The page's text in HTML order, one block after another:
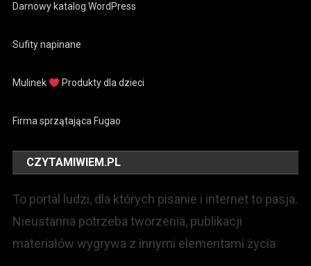
Darnowy katalog WordPress
Sufity napinane
Mulinek Produkty dla dzieci
Firma sprzątająca Fugao
CZYTAMIWIEM.PL
To portal ludzi, dla których pisanie i internet to pasja.
Nieustanna potrzeba tworzenia, publikacji
materiałów wygrywa z innymi elementami życia